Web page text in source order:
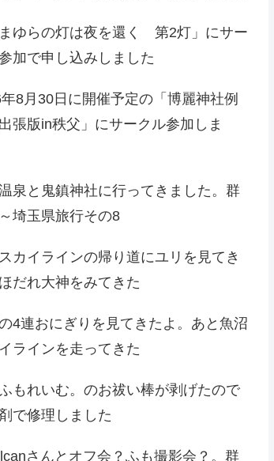
まゆらの灯は夜を還く 第2灯」にサー
加で申し込みしました
8月30日に開催予定の「博麗神社例
張版in秩父」にサークル参加しま
泉と鬼鎮神社に行ってきました。群
埼玉県旅行その8
カイラインの帰り道にユリを見てき
だれ大神をみてきた
4連おにぎりを見てきたよ。あと魚沼
ラインを走ってきた
もれいむ。のお祓い棒が剥げたので
で修理しました
さんとオフ会？ふも撮影会？。群